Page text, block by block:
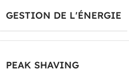
GESTION DE L'ÉNERGIE
PEAK SHAVING